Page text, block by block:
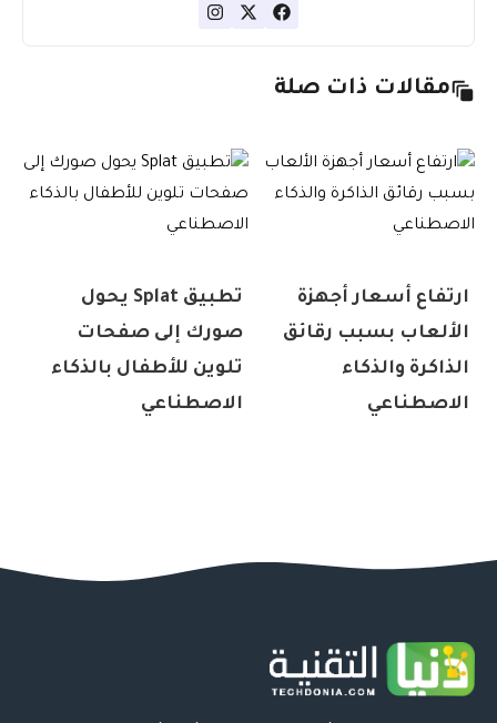
مقالات ذات صلة
ارتفاع أسعار أجهزة
الألعاب بسبب رقائق
الذاكرة والذكاء
الاصطناعي
تطبيق Splat يحول
صورك إلى صفحات
تلوين للأطفال بالذكاء
الاصطناعي